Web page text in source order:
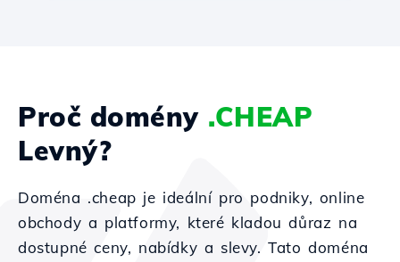
Proč domény .CHEAP
Levný?
Doména .cheap je ideální pro podniky, online
obchody a platformy, které kladou důraz na
dostupné ceny, nabídky a slevy. Tato doména